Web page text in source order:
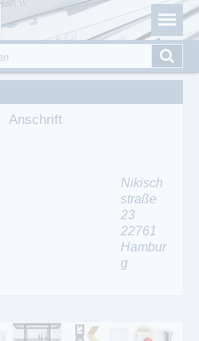
unabhängige Portal für
& eBooks
Anschrift
Nikisch
straße
23
22761
Hambur
g